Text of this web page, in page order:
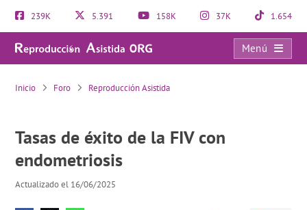
239K 5.391 158K 37K 1.654
Menú
Tasas de éxito de la FIV con endometriosis
Inicio Foro Reproducción Asistida
Tasas de éxito de la FIV con
endometriosis
Actualizado el 16/06/2025